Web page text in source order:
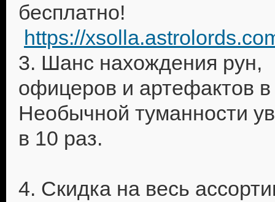
бесплатно!
https://
3. Шанс нахождения рун,
офицеров и артефактов в
Необычной туманности
в 10 раз.
4. Скидка на весь